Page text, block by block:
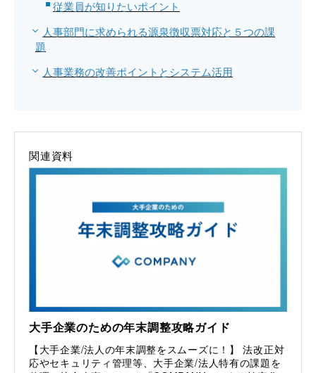
従業員が知りたいポイント
人事部門に求められる源泉徴収票対応と５つの課
題
人事業務の改善ポイントとシステム活用
関連資料
大手企業のための年末調整攻略ガイド
【大手企業/法人の年末調整をスムーズに！】 法改正対
応やセキュリティ管理等、大手企業/法人特有の課題を